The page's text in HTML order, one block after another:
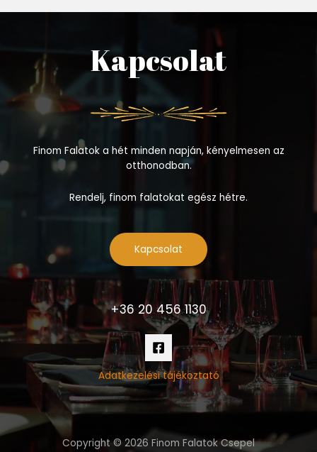
Kapcsolat
Finom Falatok a hét minden napján, kényelmesen az
otthonodban.
Rendelj, finom falatokat egész hétre.
Kapcsolat
+36 20 456 1130
Adatkezelési tájékoztató
Copyright © 2026 Finom Falatok Csepel